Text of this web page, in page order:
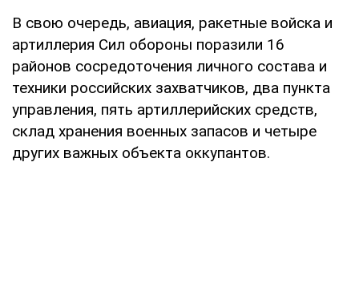
В свою очередь, авиация, ракетные войска и
артиллерия Сил обороны поразили 16
районов сосредоточения личного состава и
техники российских захватчиков, два пункта
управления, пять артиллерийских средств,
склад хранения военных запасов и четыре
других важных объекта оккупантов.